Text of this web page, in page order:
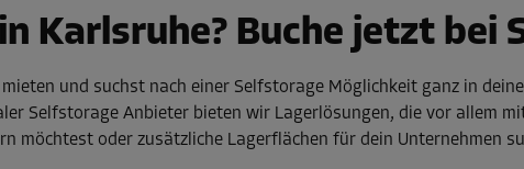
Karlsruhe? Buche jetzt bei
und suchst nach einer Selfstorage Möglichkeit ganz in
Selfstorage Anbieter bieten wir Lagerlösungen, die vor allem
möchtest oder zusätzliche Lagerflächen für dein Unternehmen